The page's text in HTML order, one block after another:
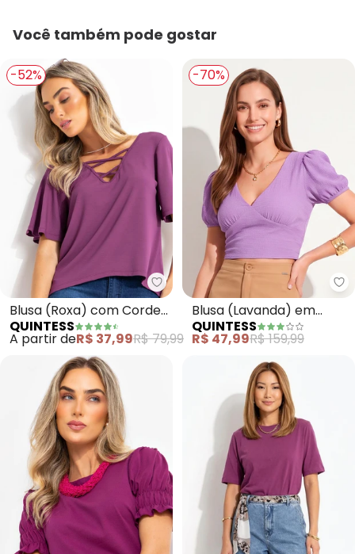
Você também pode gostar
-52%
Quintess - Blusa (Roxa) com
Blusa (Roxa) com Cordel
Transpassado
QUINTESS
A partir deR$ 37,99R$ 79,99
-70%
Blusa (Lavanda) em
Crepe Plano Anarruga
QUINTESS
R$ 47,99R$ 159,99